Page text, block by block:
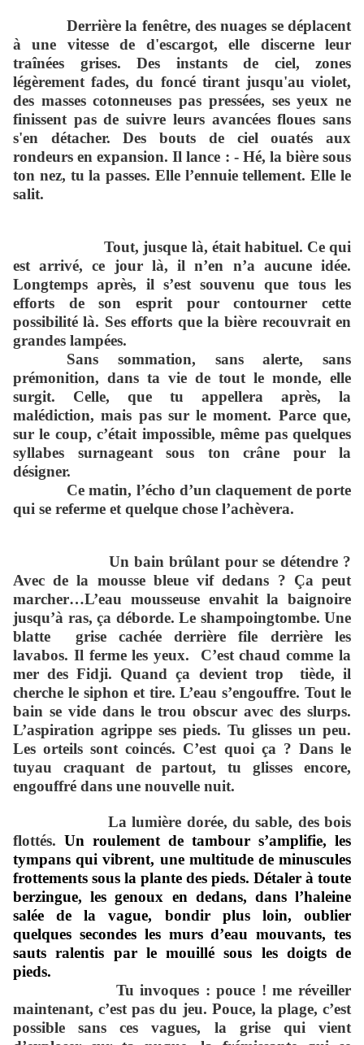
Derrière la fenêtre, des nuages se déplacent
à une vitesse de d'escargot, elle discerne leur
traînées grises. Des instants de ciel, zones
légèrement fades, du foncé tirant jusqu'au violet,
des masses cotonneuses pas pressées, ses yeux ne
finissent pas de suivre leurs avancées floues sans
s'en détacher. Des bouts de ciel ouatés aux
rondeurs en expansion. Il lance : - Hé, la bière sous
ton nez, tu la passes. Elle l’ennuie tellement. Elle le
salit.
Tout, jusque là, était habituel. Ce qui
est arrivé, ce jour là, il n’en n’a aucune idée.
Longtemps après, il s’est souvenu que tous les
efforts de son esprit pour contourner cette
possibilité là. Ses efforts que la bière recouvrait en
grandes lampées.
Sans sommation, sans alerte, sans
prémonition, dans ta vie de tout le monde, elle
surgit. Celle, que tu appellera après, la
malédiction, mais pas sur le moment. Parce que,
sur le coup, c’était impossible, même pas quelques
syllabes surnageant sous ton crâne pour la
désigner.
Ce matin, l’écho d’un claquement de porte
qui se referme et quelque chose l’achèvera.
Un bain brûlant pour se détendre ?
Avec de la mousse bleue vif dedans ? Ça peut
marcher…L’eau mousseuse envahit la baignoire
jusqu’à ras, ça déborde. Le shampoingtombe. Une
blatte grise cachée derrière file derrière les
lavabos. Il ferme les yeux. C’est chaud comme la
mer des Fidji. Quand ça devient trop tiède, il
cherche le siphon et tire. L’eau s’engouffre. Tout le
bain se vide dans le trou obscur avec des slurps.
L’aspiration agrippe ses pieds. Tu glisses un peu.
Les orteils sont coincés. C’est quoi ça ? Dans le
tuyau craquant de partout, tu glisses encore,
engouffré dans une nouvelle nuit.
La lumière dorée, du sable, des bois
flottés. Un roulement de tambour s’amplifie, les
tympans qui vibrent, une multitude de minuscules
frottements sous la plante des pieds. Détaler à toute
berzingue, les genoux en dedans, dans l’haleine
salée de la vague, bondir plus loin, oublier
quelques secondes les murs d’eau mouvants, tes
sauts ralentis par le mouillé sous les doigts de
pieds.
Tu invoques : pouce ! me réveiller
maintenant, c’est pas du jeu. Pouce, la plage, c’est
possible sans ces vagues, la grise qui vient